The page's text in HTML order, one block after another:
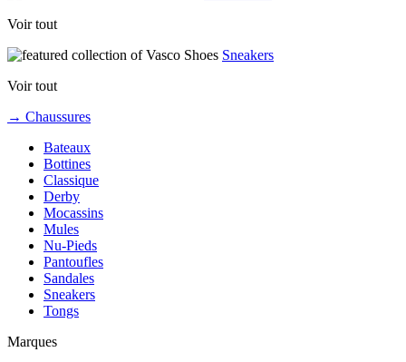
Voir tout
Sneakers
Voir tout
→ Chaussures
Bateaux
Bottines
Classique
Derby
Mocassins
Mules
Nu-Pieds
Pantoufles
Sandales
Sneakers
Tongs
Marques